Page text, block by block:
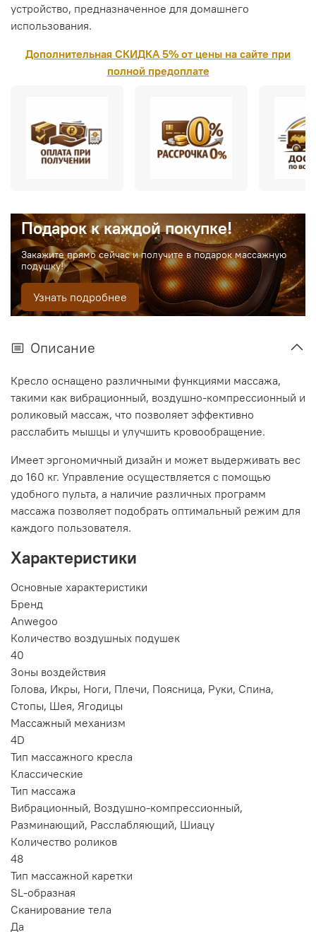
устройство, предназначенное для домашнего
использования.
Дополнительная СКИДКА 5% от цены на сайте при
полной предоплате
Подарок к каждой покупке!
Закажите прямо сейчас и получите в подарок массажную
подушку!
Узнать подробнее
Описание
Кресло оснащено различными функциями массажа,
такими как вибрационный, воздушно-компрессионный и
роликовый массаж, что позволяет эффективно
расслабить мышцы и улучшить кровообращение.
Имеет эргономичный дизайн и может выдерживать вес
до 160 кг. Управление осуществляется с помощью
удобного пульта, а наличие различных программ
массажа позволяет подобрать оптимальный режим для
каждого пользователя.
Характеристики
Основные xарактеристики
Бренд
Anwegoo
Количество воздушных подушек
40
Зоны воздействия
Голова, Икры, Ноги, Плечи, Поясница, Руки, Спина,
Стопы, Шея, Ягодицы
Массажный механизм
4D
Тип массажного кресла
Классические
Тип массажа
Вибрационный, Воздушно-компрессионный,
Разминающий, Расслабляющий, Шиацу
Количество роликов
48
Тип массажной каретки
SL-образная
Сканирование тела
Да